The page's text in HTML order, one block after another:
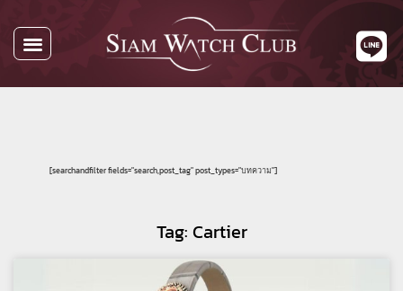
[searchandfilter fields="search,post_tag" post_types="บทความ"]
Tag: Cartier